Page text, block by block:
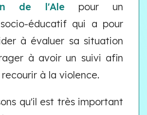
de l'Ale pour un
éducatif qui a pour
à évaluer sa situation
à avoir un suivi afin
à la violence.
qu'il est très important